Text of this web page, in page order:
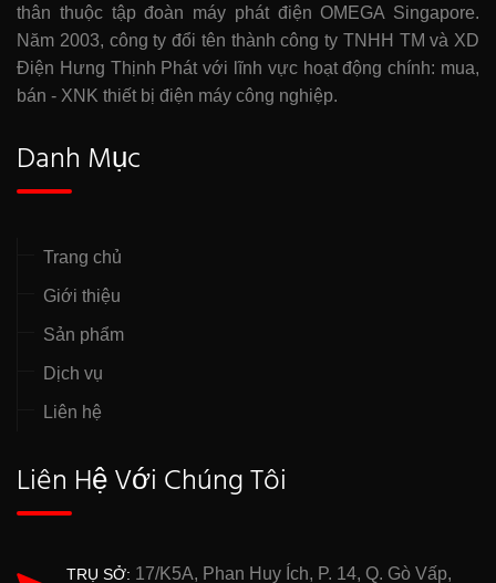
thân thuộc tập đoàn máy phát điện OMEGA Singapore.
Năm 2003, công ty đổi tên thành công ty TNHH TM và XD
Điện Hưng Thịnh Phát với lĩnh vực hoạt động chính: mua,
bán - XNK thiết bị điện máy công nghiệp.
Danh Mục
Trang chủ
Giới thiệu
Sản phẩm
Dịch vụ
Liên hệ
Liên Hệ Với Chúng Tôi
TRỤ SỞ: 17/K5A, Phan Huy Ích, P. 14, Q. Gò Vấp,